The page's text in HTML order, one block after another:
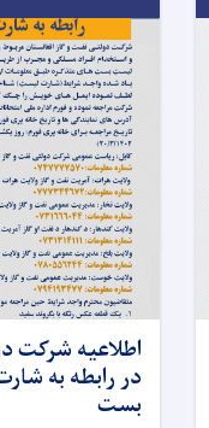
اطلاعیه شرکت
بست